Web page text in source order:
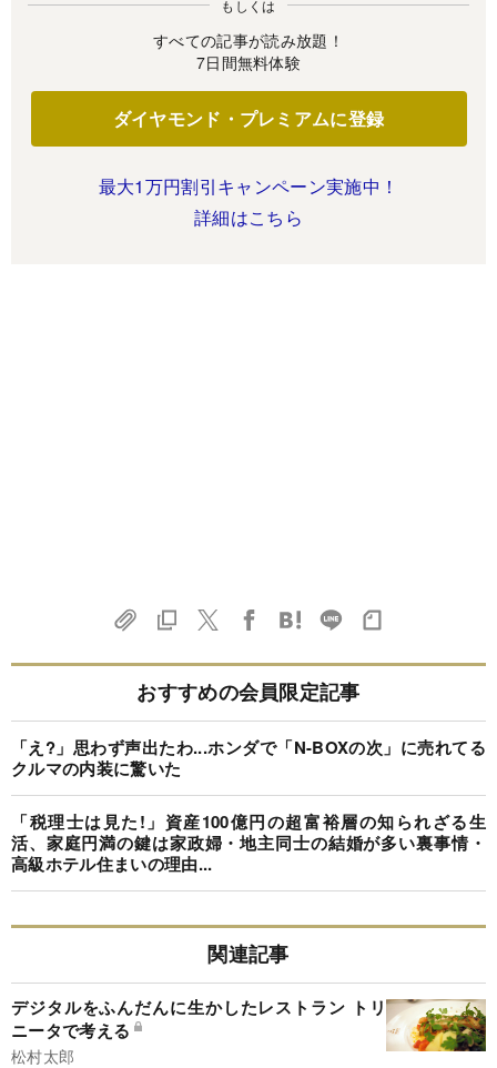
もしくは
すべての記事が読み放題！
7日間無料体験
ダイヤモンド・プレミアムに登録
最大1万円割引キャンペーン実施中！
詳細はこちら
おすすめの会員限定記事
「え?」思わず声出たわ...ホンダで「N-BOXの次」に売れてる
クルマの内装に驚いた
「税理士は見た!」資産100億円の超富裕層の知られざる生
活、家庭円満の鍵は家政婦・地主同士の結婚が多い裏事情・
高級ホテル住まいの理由...
関連記事
デジタルをふんだんに生かしたレストラン トリ
ニータで考える
松村太郎